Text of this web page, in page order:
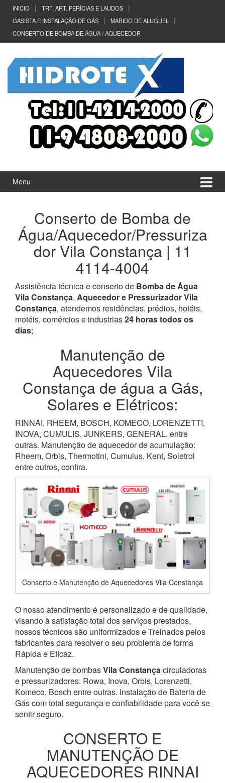
Conteúdo
Pular
menu
principal
INICIO
TRT, ART, PERÍCIAS E LAUDOS
GASISTA E INSTALAÇÃO DE GÁS
MARIDO DE ALUGUEL
CONSERTO DE BOMBA DE ÁGUA / AQUECEDOR
Menu
Conserto de Bomba de
Água/Aquecedor/Pressuriza
dor Vila Constança | 11
4114-4004
Assistência técnica e conserto de Bomba de Água
Vila Constança, Aquecedor e Pressurizador Vila
Constança, atendemos residências, prédios, hotéis,
motéis, comércios e industrias24 horas todos os
dias;
Manutenção de
Aquecedores Vila
Constança de água a Gás,
Solares e Elétricos:
RINNAI, RHEEM, BOSCH, KOMECO, LORENZETTI,
INOVA, CUMULIS, JUNKERS, GENERAL, entre
outras. Manutenção de aquecedor de acumulação:
Rheem, Orbis, Thermotini, Cumulus, Kent, Soletrol
entre outros, confira.
Conserto e Manutenção de Aquecedores Vila Constança
O nosso atendimento é personalizado e de qualidade,
visando à satisfação total dos serviços prestados,
nossos técnicos são uniformizados e Treinados pelos
fabricantes para resolver o seu problema de forma
Rápida e Eficaz.
Manutenção de bombasVila Constançacirculadoras
e pressurizadores: Rowa, Inova, Orbis, Lorenzetti,
Komeco, Bosch entre outras. Instalação de Bateria de
Gás com total segurança e confiabilidade para você se
sentir seguro.
CONSERTO E
MANUTENÇÃO DE
AQUECEDORES RINNAI